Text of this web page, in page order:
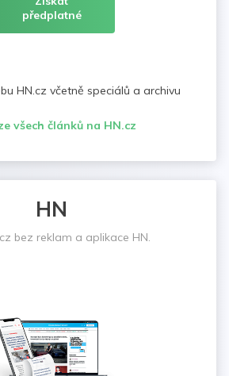
předplatné
HN.cz včetně speciálů a archivu
všech článků na HN.cz
HN
bez reklam a aplikace HN.